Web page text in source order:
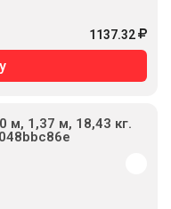
1137.32
м, 1,37 м, 18,43 кг.